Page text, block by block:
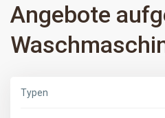
Angebote
Typen